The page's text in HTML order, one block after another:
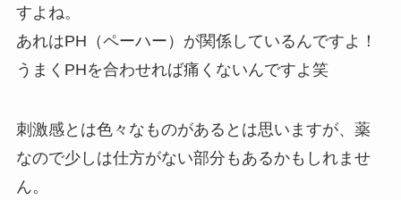
すよね。
あれはPH（ペーハー）が関係しているんですよ！
うまくPHを合わせれば痛くないんですよ笑
刺激感とは色々なものがあるとは思いますが、薬
なので少しは仕方がない部分もあるかもしれませ
ん。